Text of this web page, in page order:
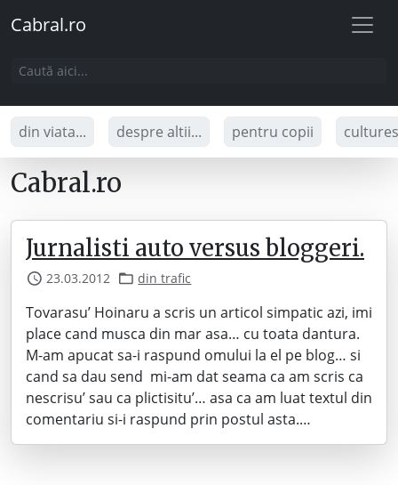
Cabral.ro
din viata... despre altii... pentru copii
Cabral.ro
Jurnalisti auto versus bloggeri.
23.03.2012 din trafic
Tovarasu’ Hoinaru a scris un articol simpatic azi, imi
place cand musca din mar asa… cu toata dantura.
M-am apucat sa-i raspund omului la el pe blog… si
cand sa dau send mi-am dat seama ca am scris ca
nescrisu’ sau ca plictisitu’… asa ca am luat textul din
comentariu si-i raspund prin postul asta.…